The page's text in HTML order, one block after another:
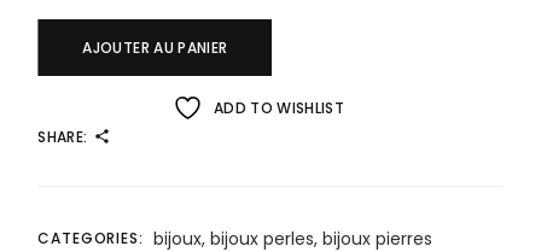
AJOUTER AU PANIER
ADD TO WISHLIST
SHARE:
CATEGORIES: bijoux, bijoux perles, bijoux pierres